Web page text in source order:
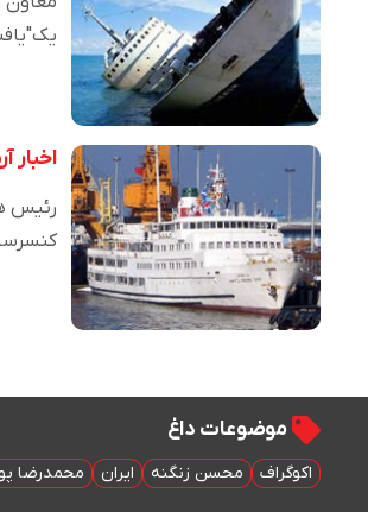
اخبار
رئیس
موضوعات داغ
اکوگراف محسن زنگنه ایران محمدرضا